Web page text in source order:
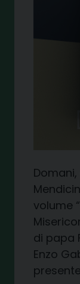
volume
di papa
Enzo